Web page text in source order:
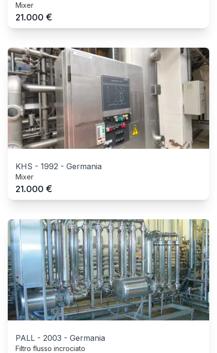
Mixer
21.000 €
KHS - 1992 - Germania
Mixer
21.000 €
PALL - 2003 - Germania
Filtro flusso incrociato